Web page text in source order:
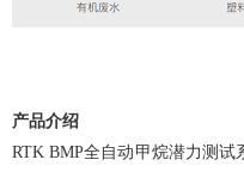
产品介绍
RTK BMP全自动甲烷潜力测试